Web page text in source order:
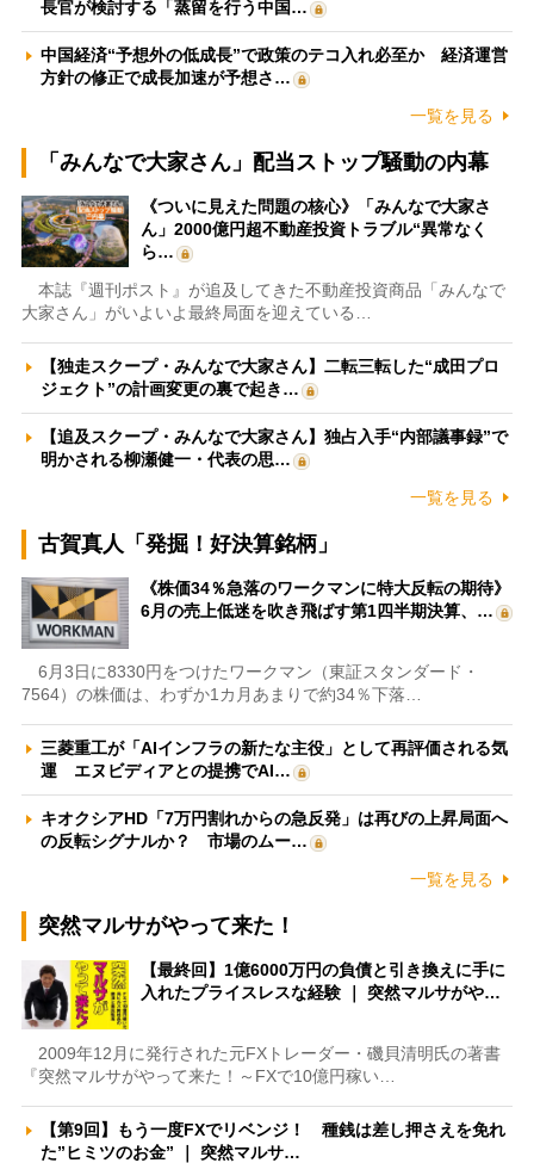
長官が検討する「蒸留を行う中国…
中国経済“予想外の低成長”で政策のテコ入れ必至か 経済運営
方針の修正で成長加速が予想さ…
一覧を見る
「みんなで大家さん」配当ストップ騒動の内幕
《ついに見えた問題の核心》「みんなで大家さ
ん」2000億円超不動産投資トラブル“異常なく
ら…
本誌『週刊ポスト』が追及してきた不動産投資商品「みんなで
大家さん」がいよいよ最終局面を迎えている…
【独走スクープ・みんなで大家さん】二転三転した“成田プロ
ジェクト”の計画変更の裏で起き…
【追及スクープ・みんなで大家さん】独占入手“内部議事録”で
明かされる柳瀬健一・代表の思…
一覧を見る
古賀真人「発掘！好決算銘柄」
《株価34％急落のワークマンに特大反転の期待》
6月の売上低迷を吹き飛ばす第1四半期決算、…
6月3日に8330円をつけたワークマン（東証スタンダード・
7564）の株価は、わずか1カ月あまりで約34％下落…
三菱重工が「AIインフラの新たな主役」として再評価される気
運 エヌビディアとの提携でAI…
キオクシアHD「7万円割れからの急反発」は再びの上昇局面へ
の反転シグナルか？ 市場のムー…
一覧を見る
突然マルサがやって来た！
【最終回】1億6000万円の負債と引き換えに手に
入れたプライスレスな経験 ｜ 突然マルサがや…
2009年12月に発行された元FXトレーダー・磯貝清明氏の著書
『突然マルサがやって来た！～FXで10億円稼い…
【第9回】もう一度FXでリベンジ！ 種銭は差し押さえを免れ
た”ヒミツのお金” ｜ 突然マルサ…